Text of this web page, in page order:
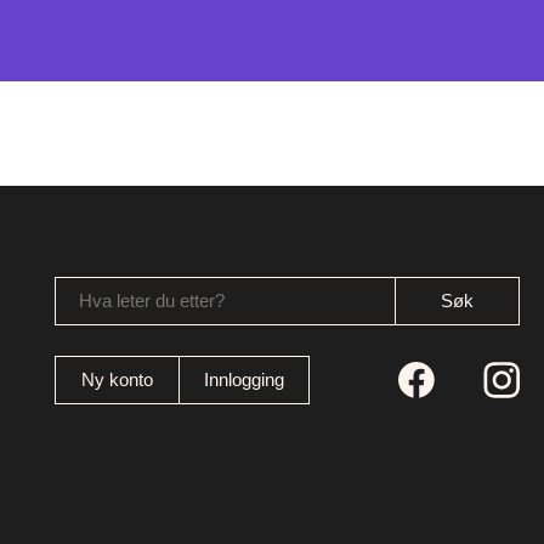
Hva leter du etter?
Ny konto Innlogging